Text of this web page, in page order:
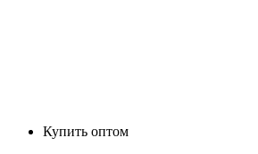
Купить оптом